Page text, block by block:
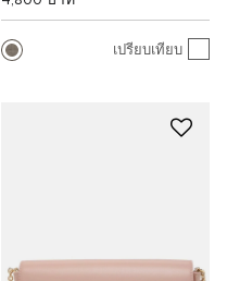
เปรียบเทียบ